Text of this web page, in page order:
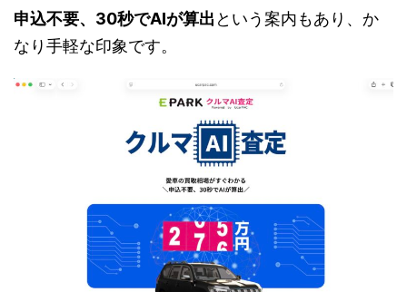
申込不要、30秒でAIが算出 という案内もあり、か
なり手軽な印象です。